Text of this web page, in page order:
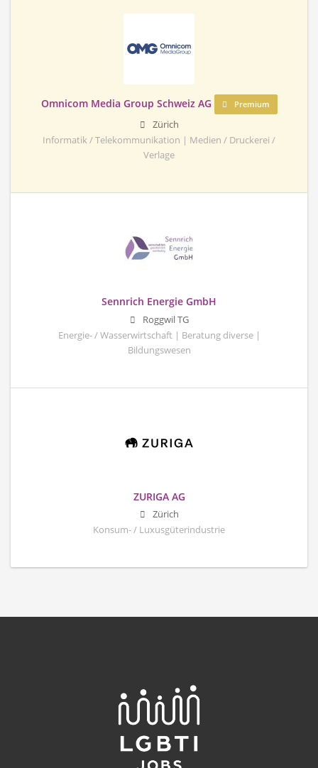
Omnicom Media Group Schweiz AG Premium
Zürich
Informatik / Telekommunikation | Medien / Druckerei /
Verlage
Sennrich Energie GmbH
Roggwil TG
Energie- / Wasserwirtschaft | Beratung diverse |
Bildungswesen
ZURIGA AG
Zürich
Konsum- / Luxusgüterindustrie